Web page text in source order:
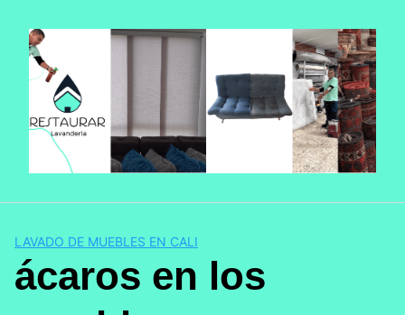
LAVADO DE MUEBLES EN CALI
ácaros en los